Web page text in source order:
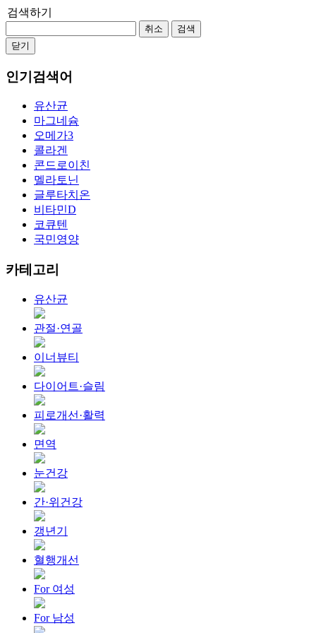
검색하기
취소
검색
닫기
인기검색어
유산균
마그네슘
오메가3
콜라겐
콘드로이친
멜라토닌
글루타치온
비타민D
코큐텐
국민영양
카테고리
유산균
관절·연골
이너뷰티
다이어트·슬림
피로개선·활력
면역
눈건강
간·위건강
갱년기
혈행개선
For 여성
For 남성